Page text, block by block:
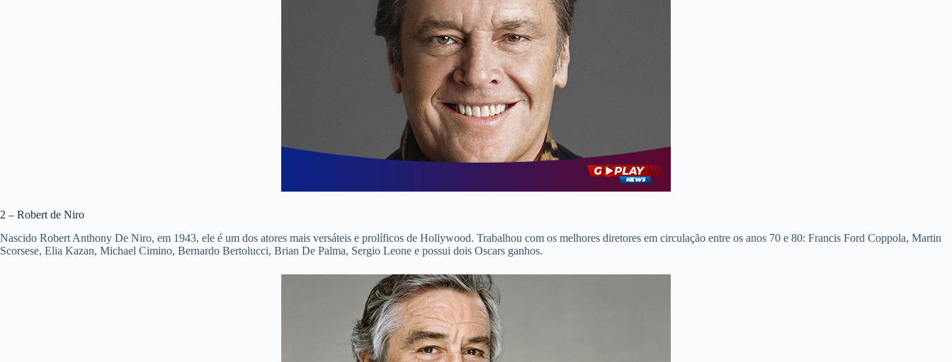
2 – Robert de Niro
Nascido Robert Anthony De Niro, em 1943, ele é um dos atores mais versáteis e prolíficos de Hollywood. Trabalhou com os melhores diretores em circulação entre os anos 70 e 80: Francis Ford Coppola, Martin
Scorsese, Elia Kazan, Michael Cimino, Bernardo Bertolucci, Brian De Palma, Sergio Leone e possui dois Oscars ganhos.